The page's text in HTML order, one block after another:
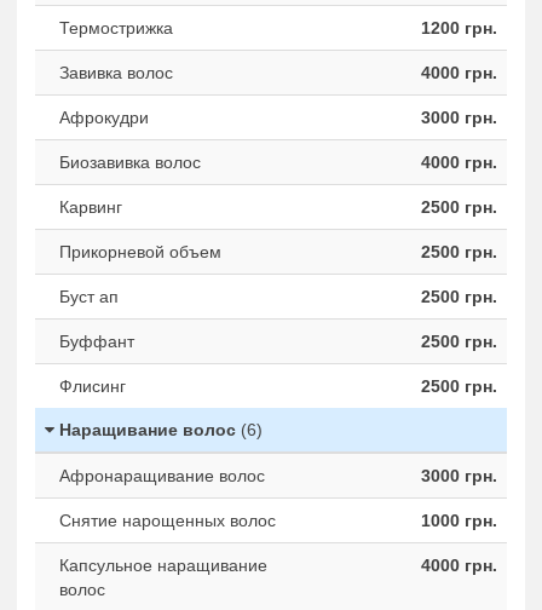
Термострижка 1200 грн.
Завивка волос 4000 грн.
Афрокудри 3000 грн.
Биозавивка волос 4000 грн.
Карвинг 2500 грн.
Прикорневой объем 2500 грн.
Буст ап 2500 грн.
Буффант 2500 грн.
Флисинг 2500 грн.
Наращивание волос (6)
Афронаращивание волос 3000 грн.
Снятие нарощенных волос 1000 грн.
Капсульное наращивание
волос
4000 грн.